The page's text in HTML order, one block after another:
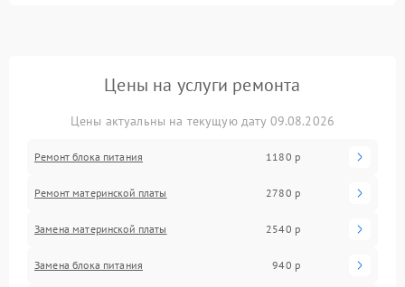
Цены на услуги ремонта
Цены актуальны на текущую дату 09.08.2026
Ремонт блока питания 1180 р
Ремонт материнской платы 2780 р
Замена материнской платы 2540 р
Замена блока питания 940 р